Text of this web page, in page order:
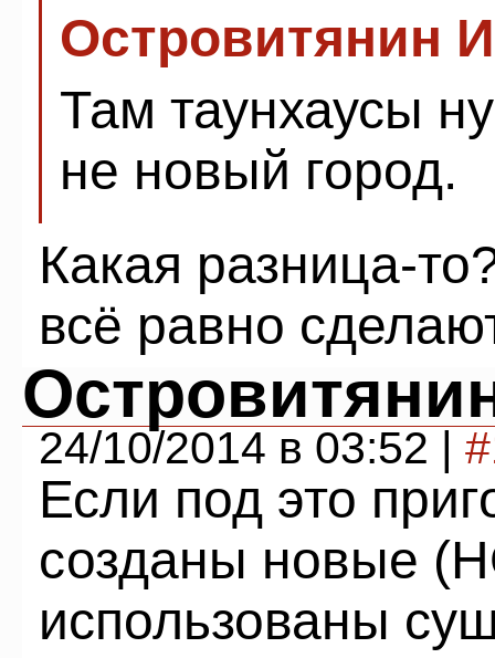
Островитянин
Там таунхаусы
не новый город.
Какая разница-
всё равно
24/10/2014 в 03:52 |
Если под это
созданы новые
использованы